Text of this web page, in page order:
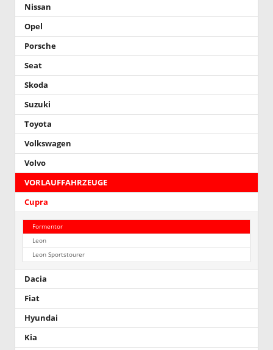
Nissan
Opel
Porsche
Seat
Skoda
Suzuki
Toyota
Volkswagen
Volvo
VORLAUFFAHRZEUGE
Cupra
Formentor
Leon
Leon Sportstourer
Dacia
Fiat
Hyundai
Kia